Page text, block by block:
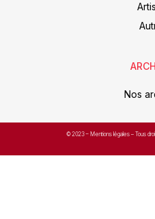
Nos
© 2023 – Mentions légales – Tous